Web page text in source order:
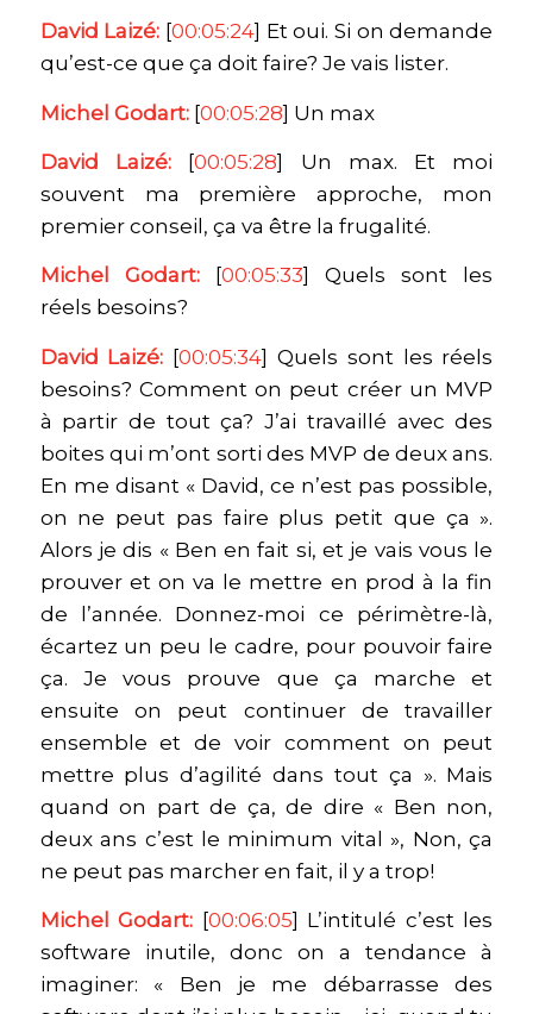
David Laizé: [00:05:24] Et oui. Si on demande
qu’est-ce que ça doit faire? Je vais lister.
Michel Godart: [00:05:28] Un max
David Laizé: [00:05:28] Un max. Et moi
souvent ma première approche, mon
premier conseil, ça va être la frugalité.
Michel Godart: [00:05:33] Quels sont les
réels besoins?
David Laizé: [00:05:34] Quels sont les réels
besoins? Comment on peut créer un MVP
à partir de tout ça? J’ai travaillé avec des
boites qui m’ont sorti des MVP de deux ans.
En me disant « David, ce n’est pas possible,
on ne peut pas faire plus petit que ça ».
Alors je dis « Ben en fait si, et je vais vous le
prouver et on va le mettre en prod à la fin
de l’année. Donnez-moi ce périmètre-là,
écartez un peu le cadre, pour pouvoir faire
ça. Je vous prouve que ça marche et
ensuite on peut continuer de travailler
ensemble et de voir comment on peut
mettre plus d’agilité dans tout ça ». Mais
quand on part de ça, de dire « Ben non,
deux ans c’est le minimum vital », Non, ça
ne peut pas marcher en fait, il y a trop!
Michel Godart: [00:06:05] L’intitulé c’est les
software inutile, donc on a tendance à
imaginer: « Ben je me débarrasse des